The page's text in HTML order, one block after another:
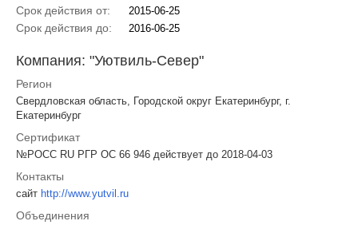
Срок действия от: 2015-06-25
Срок действия до: 2016-06-25
Компания: "Уютвиль-Север"
Регион
Свердловская область, Городской округ Екатеринбург, г.
Екатеринбург
Сертификат
№РОСС RU РГР ОС 66 946 действует до 2018-04-03
Контакты
сайт http://www.yutvil.ru
Объединения